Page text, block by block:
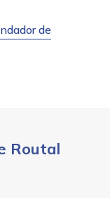
de
Routal